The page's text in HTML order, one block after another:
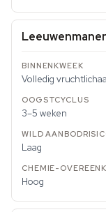
Volledig
3–5 weken
Laag
Hoog